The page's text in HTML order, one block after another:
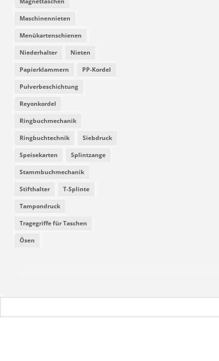
Maschinennieten
Menükartenschienen
Niederhalter Nieten
Papierklammern PP-Kordel
Pulverbeschichtung
Reyonkordel
Ringbuchmechanik
Ringbuchtechnik Siebdruck
Speisekarten Splintzange
Stammbuchmechanik
Stifthalter T-Splinte
Tampondruck
Tragegriffe für Taschen
Ösen